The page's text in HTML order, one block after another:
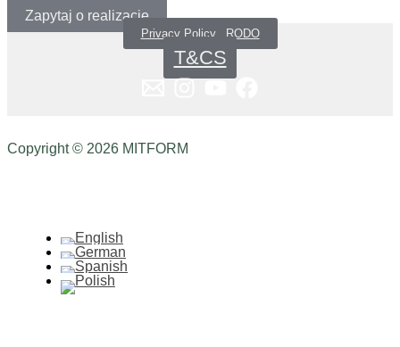
Zapytaj o realizację
Privacy Policy _RODO
T&CS
Copyright © 2026 MITFORM